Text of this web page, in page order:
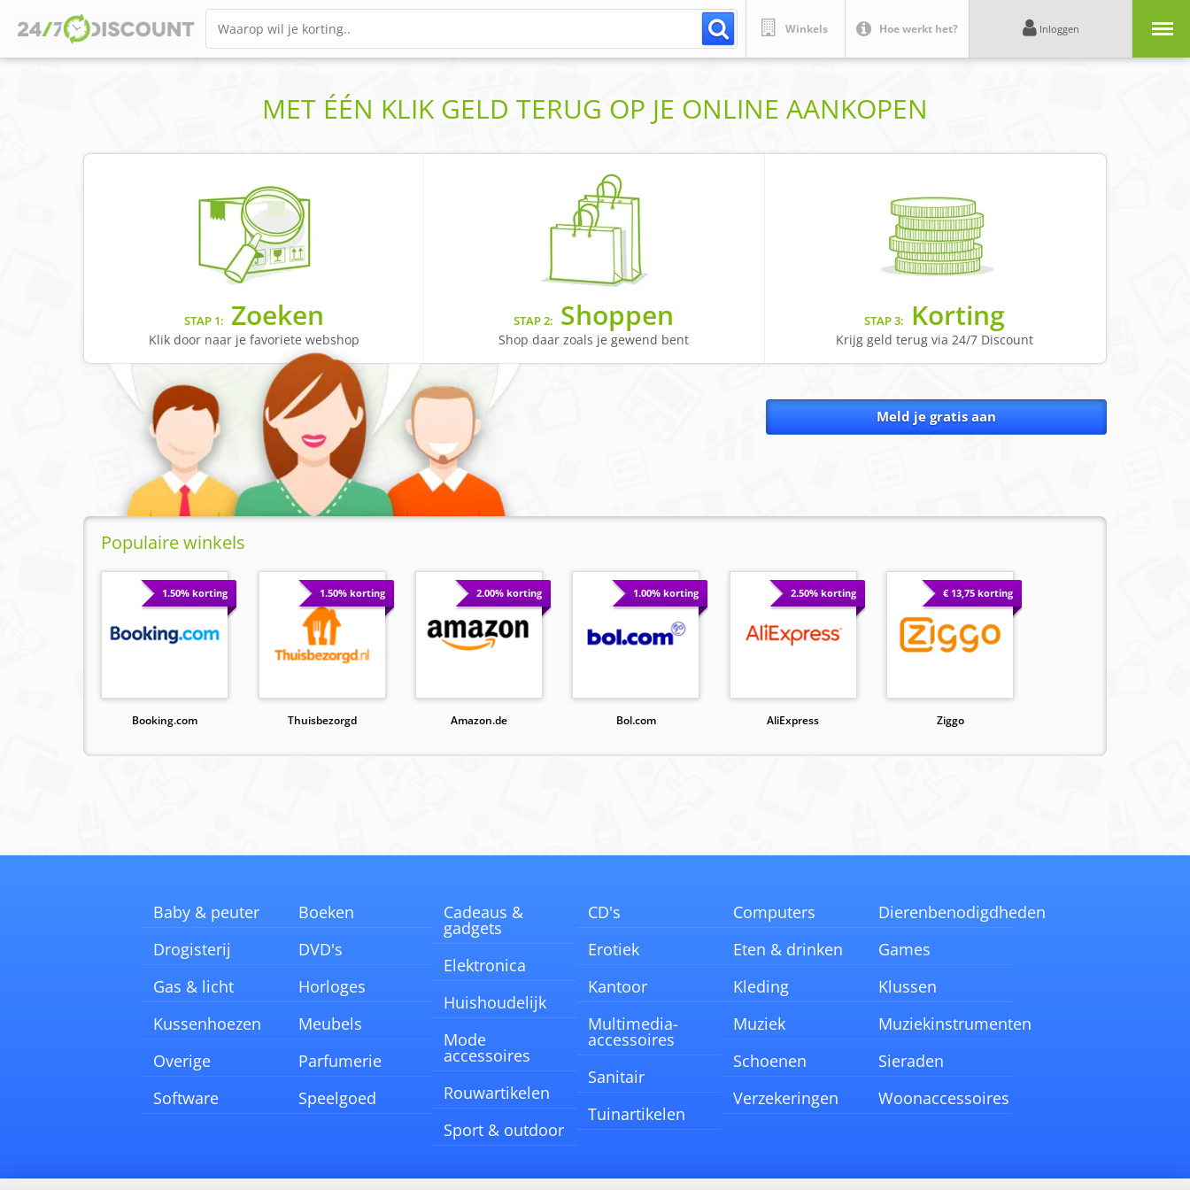
Winkels Hoe werkt het? Inloggen
MET ÉÉN KLIK GELD TERUG OP JE ONLINE AANKOPEN
STAP 1: Zoeken
Klik door naar je favoriete webshop
STAP 2: Shoppen
Shop daar zoals je gewend bent
STAP 3: Korting
Krijg geld terug via 24/7 Discount
Meld je gratis aan
Populaire winkels
1.50% korting
Booking.com
1.50% korting
Thuisbezorgd
2.00% korting
Amazon.de
1.00% korting
Bol.com
2.50% korting
AliExpress
€ 13,75 korting
Ziggo
Baby & peuter
Drogisterij
Gas & licht
Kussenhoezen
Overige
Software
Boeken
DVD's
Horloges
Meubels
Parfumerie
Speelgoed
Cadeaus &
gadgets
Elektronica
Huishoudelijk
Mode
accessoires
Rouwartikelen
Sport & outdoor
CD's
Erotiek
Kantoor
Multimedia-
accessoires
Sanitair
Tuinartikelen
Computers
Eten & drinken
Kleding
Muziek
Schoenen
Verzekeringen
Dierenbenodigdheden
Games
Klussen
Muziekinstrumenten
Sieraden
Woonaccessoires